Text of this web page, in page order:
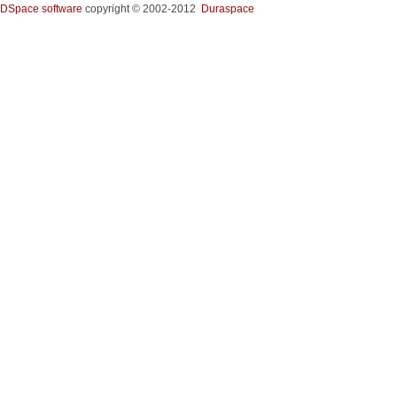
DSpace software copyright © 2002-2012 Duraspace